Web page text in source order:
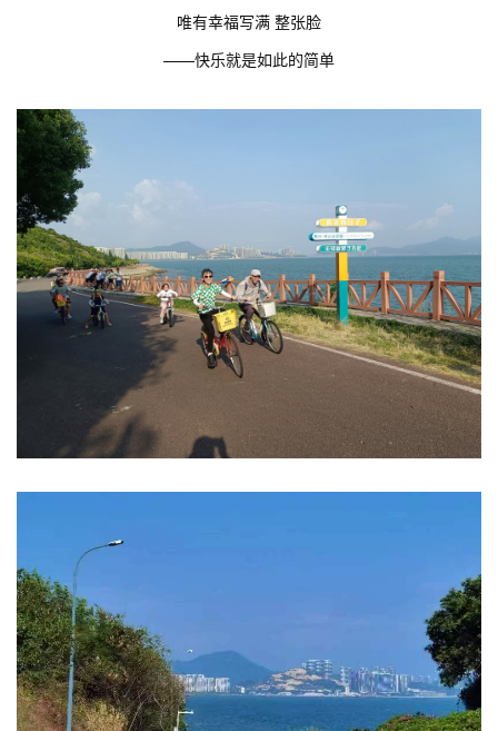
唯有幸福写满 整张脸
——快乐就是如此的简单